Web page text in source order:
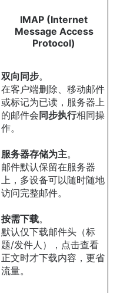
IMAP (Internet
Message Access
Protocol)
双向同步。
在客户端删除、移动邮件
或标记为已读，服务器上
的邮件会 同步执行相同操
作。
服务器存储为主。
邮件默认保留在服务器
上，多设备可以随时随地
访问完整邮件。
按需下载。
默认仅下载邮件头（标
题/发件人），点击查看
正文时才下载内容，更省
流量。